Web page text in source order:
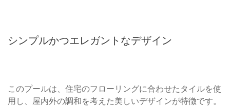
シンプルかつエレガントなデザイン
このプールは、住宅のフローリングに合わせたタイルを使
用し、屋内外の調和を考えた美しいデザインが特徴です。